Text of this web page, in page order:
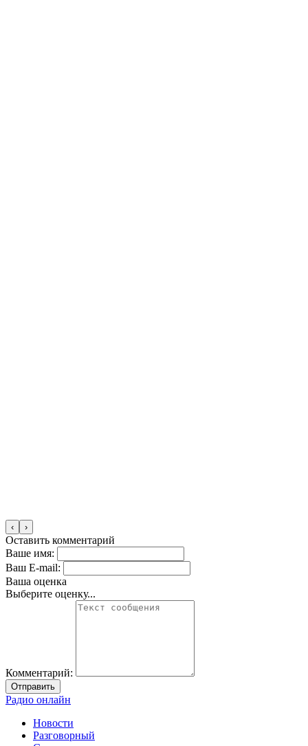
‹ ›
Оставить комментарий
Ваше имя:
Ваш E-mail:
Ваша оценка
Выберите оценку...
Комментарий:
Отправить
Радио онлайн
Новости
Разговорный